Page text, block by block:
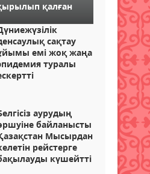
қалған
сақтау
емі жоқ жаңа
туралы
аурудың
байланысты
Мысырдан
рейстерге
күшейтті